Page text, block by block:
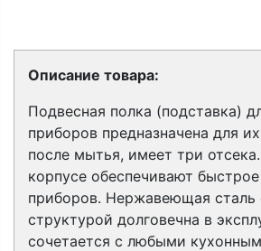
Описание товара:
Подвесная полка (подставка)
приборов предназначена для
после мытья, имеет три
корпусе обеспечивают
приборов. Нержавеющая сталь
структурой долговечна в
сочетается с любыми